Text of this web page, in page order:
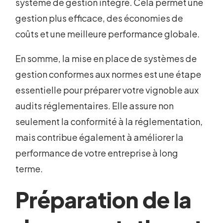
gestion plus efficace, des économies de
coûts et une meilleure performance globale.
En somme, la mise en place de systèmes de
gestion conformes aux normes est une étape
essentielle pour préparer votre vignoble aux
audits réglementaires. Elle assure non
seulement la conformité à la réglementation,
mais contribue également à améliorer la
performance de votre entreprise à long
terme.
Préparation de la